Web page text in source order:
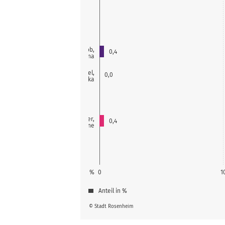
Jacob,
Jana
Heywinkel,
Franziska
Wegner,
Christiane
0
%
0,4
0,0
0,4
© Stadt Rosenheim
Anteil in %